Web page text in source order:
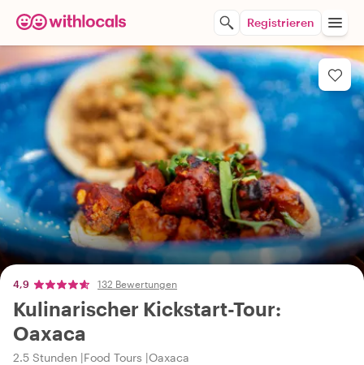
Registrieren
4,9 132 Bewertungen
Kulinarischer Kickstart-Tour:
Oaxaca
2.5 Stunden Food Tours Oaxaca